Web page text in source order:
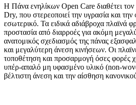
Η Πάνα ενηλίκων Open Care διαθέτει
Dry, που στερεοποιεί την υγρασία και την
εσωτερικό. Τα ειδικά αδιάβροχα πλαϊνά
προστασία από διαρροές για ακόμη
ανατομικός σχεδιασμός της πάνας
και μεγαλύτερη άνεση κινήσεων. Οι
τοποθέτηση και προσαρμογή όσες φορές
υπέρ-απαλό μη υφασμένο υλικό (non-
βέλτιστη άνεση και την αίσθηση